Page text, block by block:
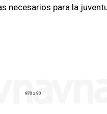
necesarios para la